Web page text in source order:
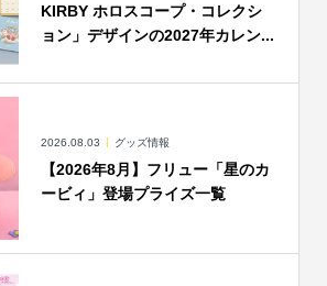
KIRBY ホロスコープ・コレクシ
ョン」デザインの2027年カレン...
2026.08.03 グッズ情報
【2026年8月】フリュー「星のカ
ービィ」登場プライズ一覧